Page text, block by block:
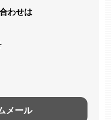
わせは
メール